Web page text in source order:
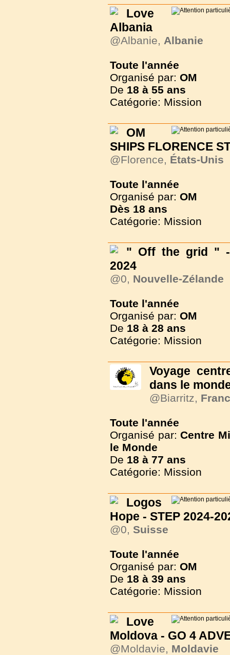
Love
Albania
@Albanie, Albanie
Toute l'année
Organisé par: OM
De 18 à 55 ans
Catégorie: Mission
OM
SHIPS FLORENCE
@Florence, États-Unis
Toute l'année
Organisé par: OM
Dès 18 ans
Catégorie: Mission
" Off the grid " -
2024
@0, Nouvelle-Zélande
Toute l'année
Organisé par: OM
De 18 à 28 ans
Catégorie: Mission
Voyage
dans le
@Biarritz,
Toute l'année
Organisé par:Centre
le Monde
De 18 à 77 ans
Catégorie: Mission
Logos
Hope - STEP 2024-
@0, Suisse
Toute l'année
Organisé par: OM
De 18 à 39 ans
Catégorie: Mission
Love
Moldova - GO 4
@Moldavie, Moldavie